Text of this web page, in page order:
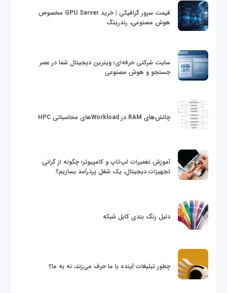
قیمت سرور گرافیکی | خرید GPU Server مخصوص
هوش مصنوعی، رندرینگ
سایت شرکتی حرفه‌ای؛ ویترین دیجیتال شما در عصر
جستجو و هوش مصنوعی
چالش‌های RAM در Workloadهای محاسباتی HPC
آموزش تعمیرات لپ‌تاپ و کامپیوتر؛ چگونه از گرانی
تجهیزات دیجیتال، یک شغل پردرآمد بسازیم؟
دلیل رنگ بندی کابل شبکه
چطور تبلیغات آینده با ما حرف می‌زند، نه به ما؟